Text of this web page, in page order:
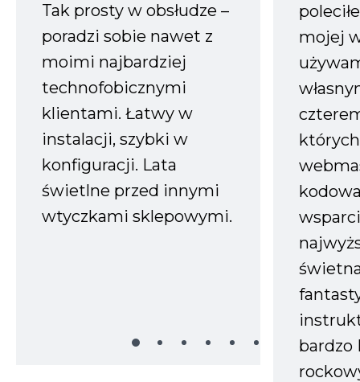
Tak prosty w obsłudze –
poradzi sobie nawet z
moimi najbardziej
technofobicznymi
klientami. Łatwy w
instalacji, szybki w
konfiguracji. Lata
świetlne przed innymi
wtyczkami sklepowymi.
mojej
bardzo